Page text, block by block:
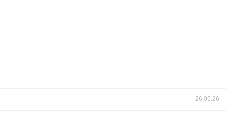
26.05.26